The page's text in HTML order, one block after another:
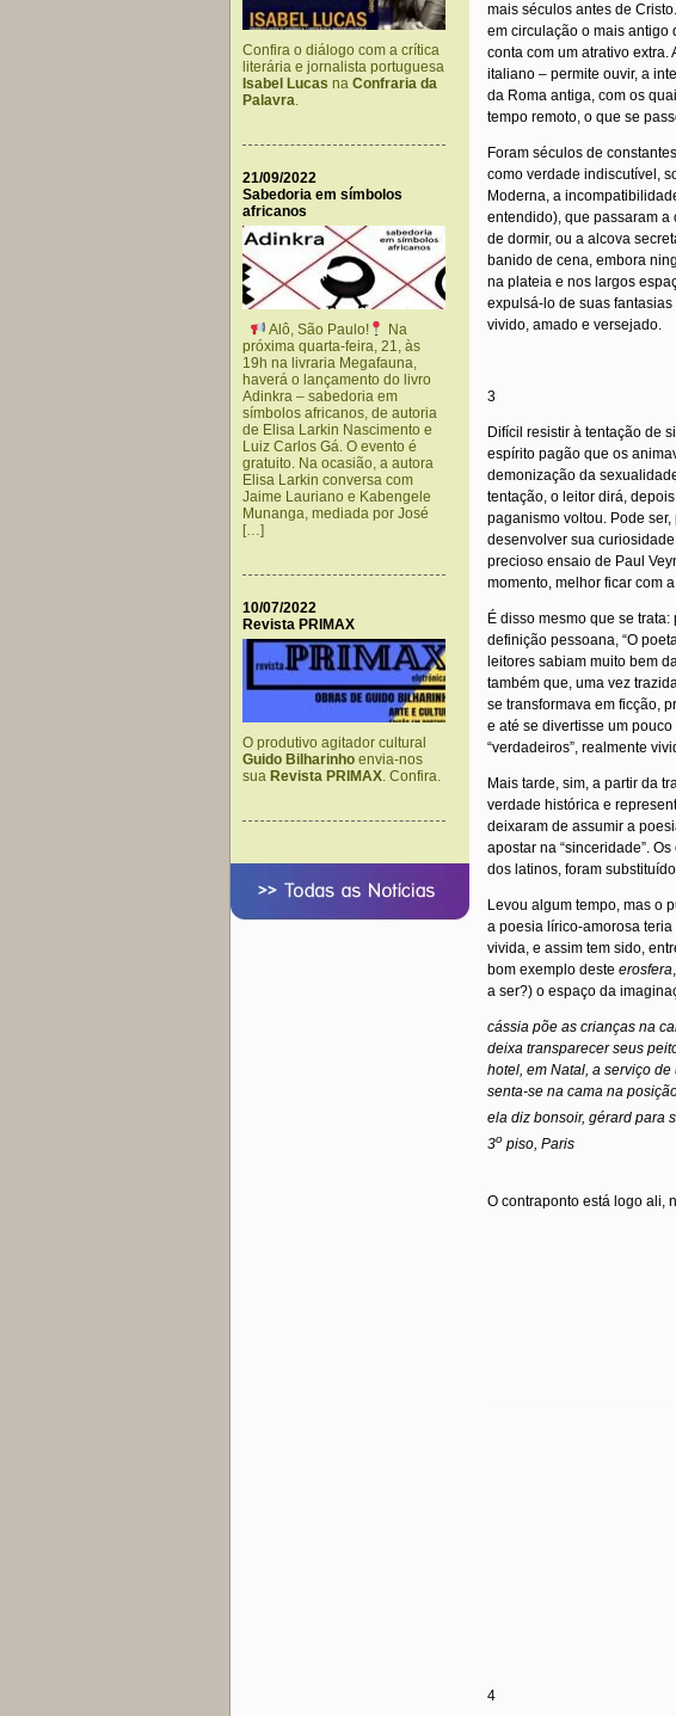
Confira o diálogo com a crítica
literária e jornalista portuguesa
Isabel Lucas na Confraria da
Palavra.
21/09/2022
Sabedoria em símbolos
africanos
Alô, São Paulo!
Na
próxima quarta-feira, 21, às
19h na livraria Megafauna,
haverá o lançamento do livro
Adinkra – sabedoria em
símbolos africanos, de autoria
de Elisa Larkin Nascimento e
Luiz Carlos Gá. O evento é
gratuito. Na ocasião, a autora
Elisa Larkin conversa com
Jaime Lauriano e Kabengele
Munanga, mediada por José
[…]
10/07/2022
Revista PRIMAX
O produtivo agitador cultural
Guido Bilharinho envia-nos
sua Revista PRIMAX. Confira.
mais séculos antes de
em circulação o mais antigo
conta com um atrativo
italiano – permite ouvir, a
da Roma antiga, com os
tempo remoto, o que se
Foram séculos de
como verdade indiscutível,
Moderna, a
entendido), que passaram
de dormir, ou a alcova
banido de cena, embora
na plateia e nos largos
expulsá-lo de suas
vivido, amado e versejado.
3
Difícil resistir à tentação de
espírito pagão que os
demonização da
tentação, o leitor dirá,
paganismo voltou. Pode
desenvolver sua
precioso ensaio de Paul
momento, melhor ficar com
É disso mesmo que se
definição pessoana, “O
leitores sabiam muito bem
também que, uma vez
se transformava em ficção,
e até se divertisse um
“verdadeiros”, realmente
Mais tarde, sim, a partir da
verdade histórica e
deixaram de assumir a
apostar na “sinceridade”.
dos latinos, foram
Levou algum tempo, mas o
a poesia lírico-amorosa
vivida, e assim tem sido,
bom exemplo deste erosfera
a ser?) o espaço da
cássia põe as crianças na
deixa transparecer seus
hotel, em Natal, a serviço
senta-se na cama na
ela diz bonsoir, gérard para
3o piso, Paris
O contraponto está logo ali,
4